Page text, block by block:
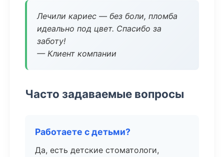
Лечили кариес — без боли, пломба
идеально под цвет. Спасибо за
заботу!
— Клиент компании
Часто задаваемые вопросы
Работаете с детьми?
Да, есть детские стоматологи,